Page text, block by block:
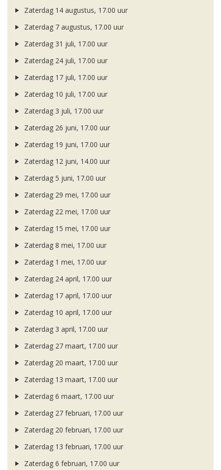
Zaterdag 14 augustus, 17.00 uur
Zaterdag 7 augustus, 17.00 uur
Zaterdag 31 juli, 17.00 uur
Zaterdag 24 juli, 17.00 uur
Zaterdag 17 juli, 17.00 uur
Zaterdag 10 juli, 17.00 uur
Zaterdag 3 juli, 17.00 uur
Zaterdag 26 juni, 17.00 uur
Zaterdag 19 juni, 17.00 uur
Zaterdag 12 juni, 14.00 uur
Zaterdag 5 juni, 17.00 uur
Zaterdag 29 mei, 17.00 uur
Zaterdag 22 mei, 17.00 uur
Zaterdag 15 mei, 17.00 uur
Zaterdag 8 mei, 17.00 uur
Zaterdag 1 mei, 17.00 uur
Zaterdag 24 april, 17.00 uur
Zaterdag 17 april, 17.00 uur
Zaterdag 10 april, 17.00 uur
Zaterdag 3 april, 17.00 uur
Zaterdag 27 maart, 17.00 uur
Zaterdag 20 maart, 17.00 uur
Zaterdag 13 maart, 17.00 uur
Zaterdag 6 maart, 17.00 uur
Zaterdag 27 februari, 17.00 uur
Zaterdag 20 februari, 17.00 uur
Zaterdag 13 februari, 17.00 uur
Zaterdag 6 februari, 17.00 uur